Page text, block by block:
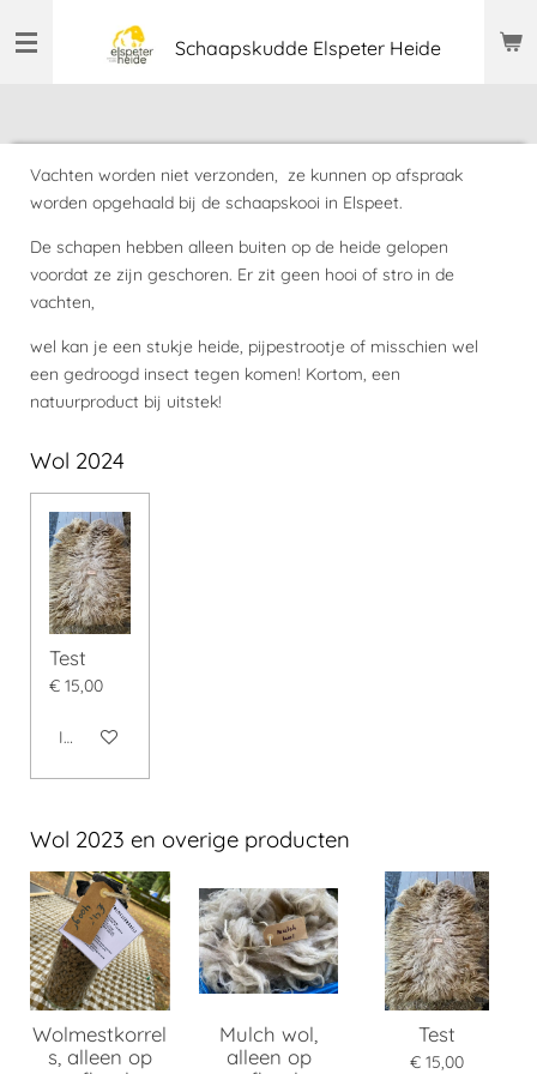
direct
Schaapskudde Elspeter Heide
Vachten worden niet verzonden, ze kunnen op afspraak
worden opgehaald bij de schaapskooi in Elspeet.
De schapen hebben alleen buiten op de heide gelopen
voordat ze zijn geschoren. Er zit geen hooi of stro in de
vachten,
wel kan je een stukje heide, pijpestrootje of misschien wel
een gedroogd insect tegen komen! Kortom, een
natuurproduct bij uitstek!
Wol 2024
Test
€ 15,00
In winkelwagen
Wol 2023 en overige producten
Wolmestkorrel
s, alleen op
Mulch wol,
alleen op
Test
€ 15,00